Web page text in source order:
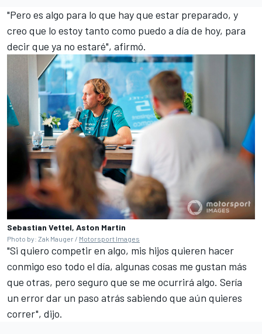
"Pero es algo para lo que hay que estar preparado, y
creo que lo estoy tanto como puedo a día de hoy, para
decir que ya no estaré", afirmó.
Sebastian Vettel, Aston Martin
Photo by: Zak Mauger / Motorsport Images
"Si quiero competir en algo, mis hijos quieren hacer
conmigo eso todo el día, algunas cosas me gustan más
que otras, pero seguro que se me ocurrirá algo. Sería
un error dar un paso atrás sabiendo que aún quieres
correr", dijo.